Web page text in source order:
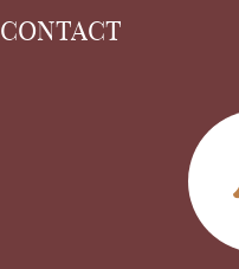
CONTACT